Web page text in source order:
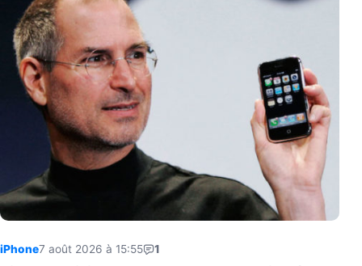
iPhone7 août 2026 à 15:55 1